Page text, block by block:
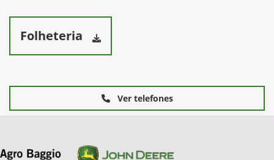
Folheteria
Ver telefones